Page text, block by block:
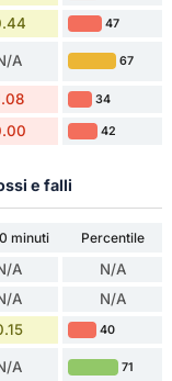
47
A 67
34
42
e falli
minuti
Percentile
A N/A
A N/A
40
A 71